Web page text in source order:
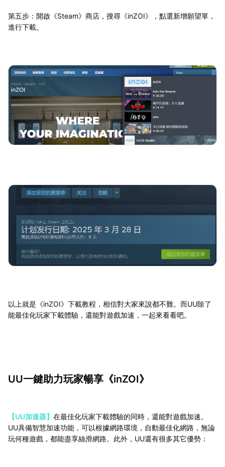
第五步：開啟《Steam》商店，搜尋《inZOI》，點選新增願望單，
進行下載。
以上就是《inZOI》下載教程，相信對大家來說都不難。而UU除了
能最佳化玩家下載體驗，還能對遊戲加速，一起來看看吧。
UU一鍵助力玩家暢享《inZOI》
【UU加速器】 在最佳化玩家下載體驗的同時，還能對遊戲加速。
UU具備智慧加速功能，可以根據網路環境，自動最佳化網路，無論
玩何種遊戲，都能盡享絲滑網路。此外，UU還有很多其它優勢：